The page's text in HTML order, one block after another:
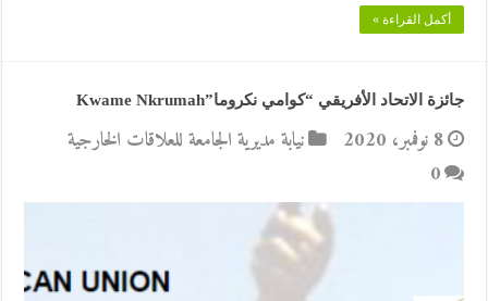
أكمل القراءة »
جائزة الاتحاد الأفريقي “كوامي نكروما”Kwame Nkrumah
8 نوفمبر، 2020
نيابة مديرية الجامعة للعلاقات الخارجية
0